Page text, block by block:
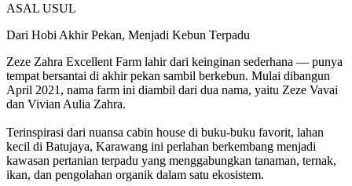
ASAL USUL
Dari Hobi Akhir Pekan, Menjadi Kebun Terpadu
Zeze Zahra Excellent Farm lahir dari keinginan sederhana — punya
tempat bersantai di akhir pekan sambil berkebun. Mulai dibangun
April 2021, nama farm ini diambil dari dua nama, yaitu Zeze Vavai
dan Vivian Aulia Zahra.
Terinspirasi dari nuansa cabin house di buku-buku favorit, lahan
kecil di Batujaya, Karawang ini perlahan berkembang menjadi
kawasan pertanian terpadu yang menggabungkan tanaman, ternak,
ikan, dan pengolahan organik dalam satu ekosistem.